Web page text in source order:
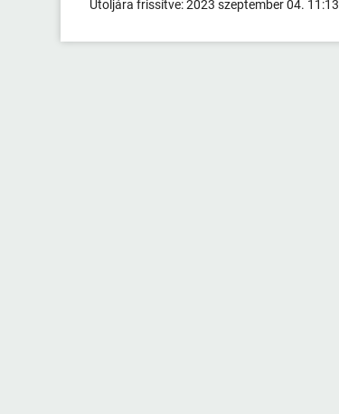
Utoljára frissítve:2023 szeptember 04. 11:13